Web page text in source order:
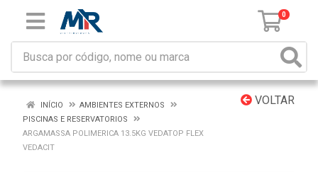
0
VOLTAR
INÍCIO
AMBIENTES EXTERNOS
PISCINAS E RESERVATORIOS
ARGAMASSA POLIMERICA 13.5KG VEDATOP FLEX
VEDACIT